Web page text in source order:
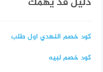
كود خصم النهدي اول طلب
كود خصم لبيه